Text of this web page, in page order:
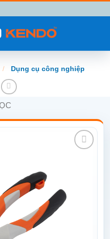
/ Dụng cụ công nghiệp